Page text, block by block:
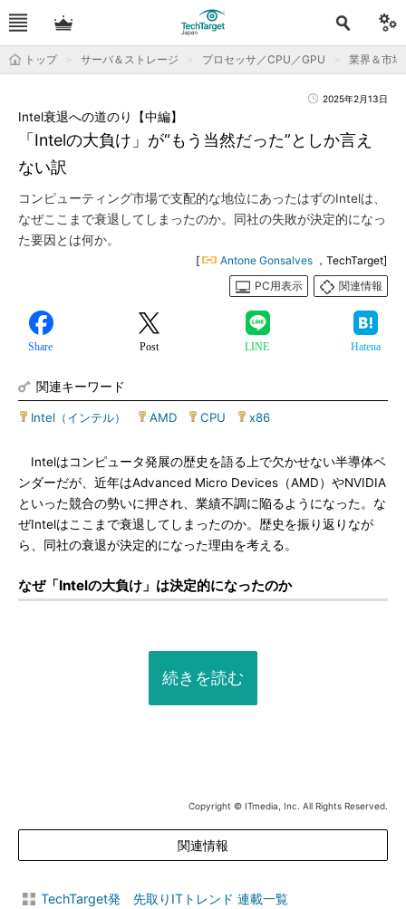
トップ サーバ＆ストレージ プロセッサ／CPU／GPU 業界＆市場
2025年2月13日
「Intelの大負け」が“もう当然だった”としか言え
ない訳
Intel衰退への道のり【中編】
コンピューティング市場で支配的な地位にあったはずのIntelは、
なぜここまで衰退してしまったのか。同社の失敗が決定的になっ
た要因とは何か。
[ Antone Gonsalves ，TechTarget]
PC用表示
関連情報
Share Post LINE Hatena
関連キーワード
Intel（インテル） AMD CPU x86
Intelはコンピュータ発展の歴史を語る上で欠かせない半導体ベ
ンダーだが、近年はAdvanced Micro Devices（AMD）やNVIDIA
といった競合の勢いに押され、業績不調に陥るようになった。な
ぜIntelはここまで衰退してしまったのか。歴史を振り返りなが
ら、同社の衰退が決定的になった理由を考える。
なぜ「Intelの大負け」は決定的になったのか
続きを読む
Copyright © ITmedia, Inc. All Rights Reserved.
関連情報
TechTarget発 先取りITトレンド 連載一覧